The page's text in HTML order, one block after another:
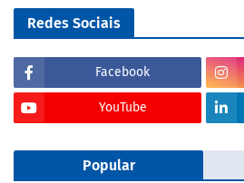
Redes Sociais
Facebook
YouTube
Popular